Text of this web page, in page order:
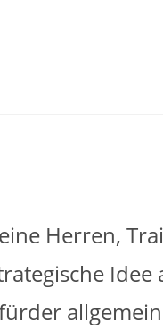
Herren,
Idee